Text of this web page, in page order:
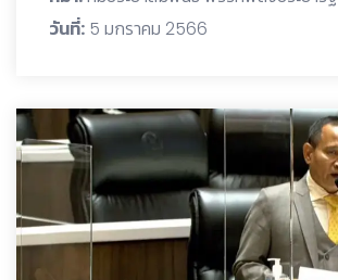
วันที่: 5 มกราคม 2566